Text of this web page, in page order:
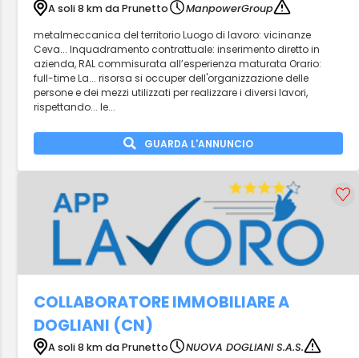
A soli 8 km da Prunetto
ManpowerGroup
metalmeccanica del territorio Luogo di lavoro: vicinanze
Ceva... Inquadramento contrattuale: inserimento diretto in
azienda, RAL commisurata all’esperienza maturata Orario:
full-time La... risorsa si occuper dell'organizzazione delle
persone e dei mezzi utilizzati per realizzare i diversi lavori,
rispettando... le...
GUARDA L'ANNUNCIO
COLLABORATORE IMMOBILIARE A
DOGLIANI (CN)
A soli 8 km da Prunetto
NUOVA DOGLIANI S.A.S.